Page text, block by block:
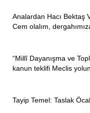
Analardan Hacı Bektaş
Cem olalım,
“Millî Dayanışma ve
kanun teklifi Meclis
Tayip Temel: Taslak